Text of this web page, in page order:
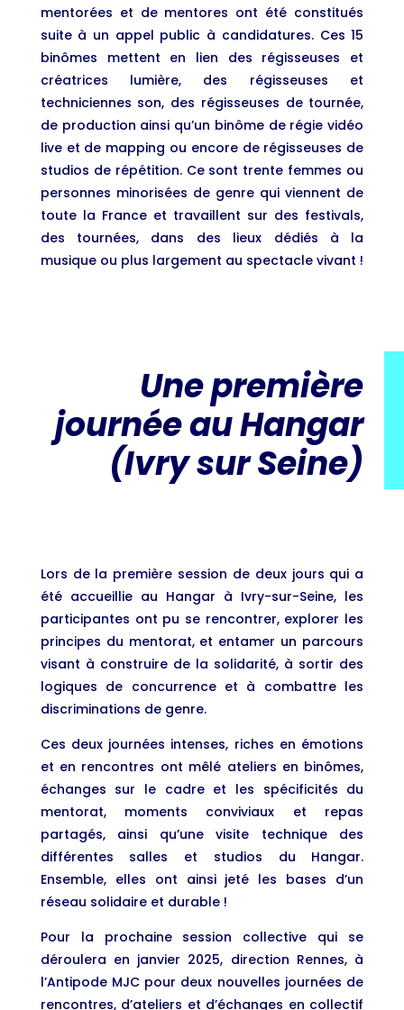
mentorées et de mentores ont été constitués
suite à un appel public à candidatures. Ces 15
binômes mettent en lien des régisseuses et
créatrices lumière, des régisseuses et
techniciennes son, des régisseuses de tournée,
de production ainsi qu’un binôme de régie vidéo
live et de mapping ou encore de régisseuses de
studios de répétition. Ce sont trente femmes ou
personnes minorisées de genre qui viennent de
toute la France et travaillent sur des festivals,
des tournées, dans des lieux dédiés à la
musique ou plus largement au spectacle vivant !
Une première
journée au Hangar
(Ivry sur Seine)
Lors de la première session de deux jours qui a
été accueillie au Hangar à Ivry-sur-Seine, les
participantes ont pu se rencontrer, explorer les
principes du mentorat, et entamer un parcours
visant à construire de la solidarité, à sortir des
logiques de concurrence et à combattre les
discriminations de genre.
Ces deux journées intenses, riches en émotions
et en rencontres ont mêlé ateliers en binômes,
échanges sur le cadre et les spécificités du
mentorat, moments conviviaux et repas
partagés, ainsi qu’une visite technique des
différentes salles et studios du Hangar.
Ensemble, elles ont ainsi jeté les bases d’un
réseau solidaire et durable !
Pour la prochaine session collective qui se
déroulera en janvier 2025, direction Rennes, à
l’Antipode MJC pour deux nouvelles journées de
rencontres, d’ateliers et d’échanges en collectif